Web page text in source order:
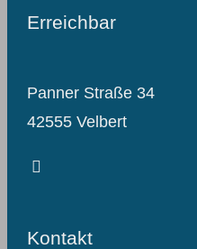
Erreichbar
Panner Straße 34
42555 Velbert
Kontakt